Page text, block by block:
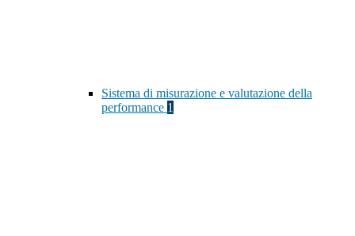
Sistema di misurazione e valutazione della
performance 1